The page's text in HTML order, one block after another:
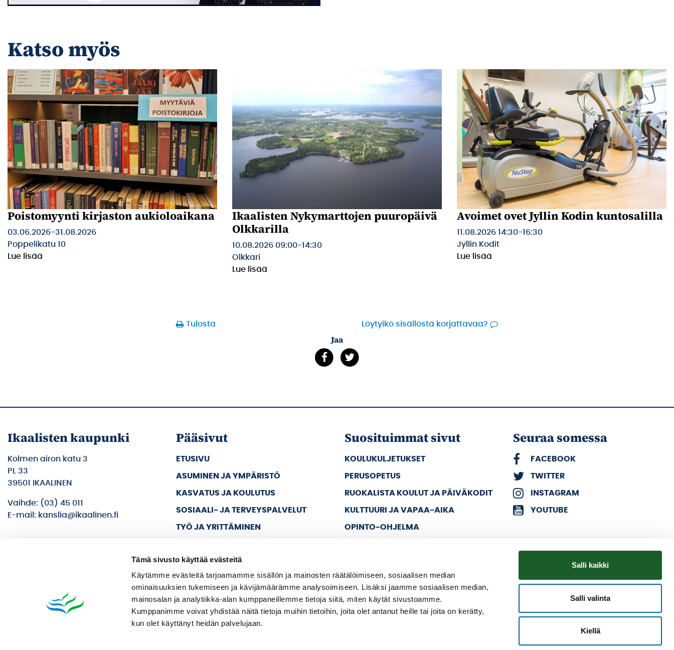
Tämä sivusto käyttää evästeitä
Käytämme evästeitä tarjoamamme sisällön ja mainosten räätälöimiseen, sosiaalisen median
ominaisuuksien tukemiseen ja kävijämäärämme analysoimiseen. Lisäksi jaamme sosiaalisen median,
mainosalan ja analytiikka-alan kumppaneillemme tietoja siitä, miten käytät sivustoamme.
Kumppanimme voivat yhdistää näitä tietoja muihin tietoihin, joita olet antanut heille tai joita on kerätty,
kun olet käyttänyt heidän palvelujaan.
Salli kaikki
Salli valinta
Kiellä
Katso myös
Poistomyynti kirjaston aukioloaikana
03.06.2026-31.08.2026
Poppelikatu 10
Lue lisää
Ikaalisten Nykymarttojen puuropäivä
Olkkarilla
10.08.2026 09:00-14:30
Olkkari
Lue lisää
Avoimet ovet Jyllin Kodin kuntosalilla
11.08.2026 14:30-16:30
Jyllin Kodit
Lue lisää
Tulosta Löytyikö sisällöstä korjattavaa?
Jaa
Ikaalisten kaupunki
Kolmen airon katu 3
PL 33
39501 IKAALINEN
Vaihde: (03) 45 011
E-mail: kanslia@ikaalinen.fi
Pääsivut
ETUSIVU
ASUMINEN JA YMPÄRISTÖ
KASVATUS JA KOULUTUS
SOSIAALI- JA TERVEYSPALVELUT
TYÖ JA YRITTÄMINEN
KAUPUNKI JA HALLINTO
Suosituimmat sivut
KOULUKULJETUKSET
PERUSOPETUS
RUOKALISTA KOULUT JA PÄIVÄKODIT
KULTTUURI JA VAPAA-AIKA
OPINTO-OHJELMA
Seuraa somessa
FACEBOOK
TWITTER
INSTAGRAM
YOUTUBE